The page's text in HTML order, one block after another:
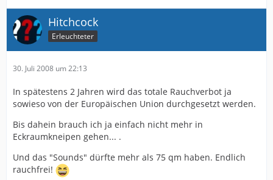
Hitchcock
Erleuchteter
30. Juli 2008 um 22:13
In spätestens 2 Jahren wird das totale Rauchverbot ja
sowieso von der Europäischen Union durchgesetzt werden.
Bis dahein brauch ich ja einfach nicht mehr in
Eckraumkneipen gehen... .
Und das "Sounds" dürfte mehr als 75 qm haben. Endlich
rauchfrei!